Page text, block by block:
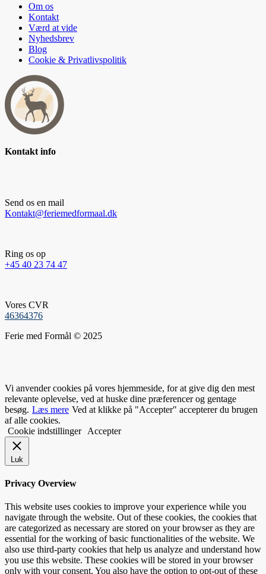
Om os
Kontakt
Værd at vide
Nyhedsbrev
Blog
Cookie & Privatlivspolitik
Kontakt info
Send os en mail
Kontakt@feriemedformaal.dk
Ring os op
+45 40 23 74 47
Vores CVR
46364376
Ferie med Formål © 2025
Vi anvender cookies på vores hjemmeside, for at give dig den mest
relevante oplevelse, ved at huske dine præferencer og gentage
besøg. Læs mere Ved at klikke på "Accepter" accepterer du brugen
af alle cookies.
Cookie indstillinger
Accepter
Luk
Privacy Overview
This website uses cookies to improve your experience while you
navigate through the website. Out of these cookies, the cookies that
are categorized as necessary are stored on your browser as they are
essential for the working of basic functionalities of the website. We
also use third-party cookies that help us analyze and understand how
you use this website. These cookies will be stored in your browser
only with your consent. You also have the option to opt-out of these